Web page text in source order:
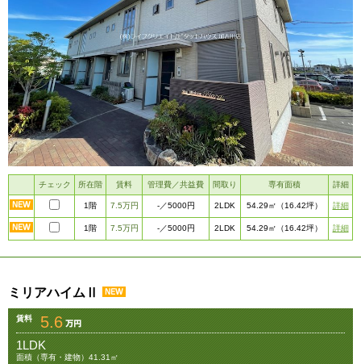
チェック 所在階 賃料 管理費／共益費 間取り 専有面積 詳細
1階 7.5万円 -／5000円 2LDK 54.29㎡ （16.42坪） 詳細
1階 7.5万円 -／5000円 2LDK 54.29㎡ （16.42坪） 詳細
ミリアハイムⅡ
賃料 5.6
1LDK
面積（専有・建物）41.31㎡